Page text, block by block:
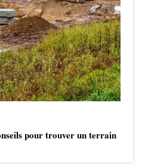
pour trouver un terrain